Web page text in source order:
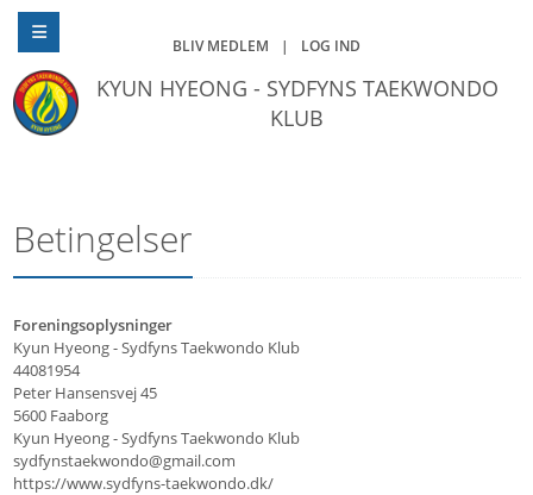
BLIV MEDLEM | LOG IND
KYUN HYEONG - SYDFYNS TAEKWONDO
KLUB
Betingelser
Foreningsoplysninger
Kyun Hyeong - Sydfyns Taekwondo Klub
44081954
Peter Hansensvej 45
5600 Faaborg
Kyun Hyeong - Sydfyns Taekwondo Klub
sydfynstaekwondo@gmail.com
https://www.sydfyns-taekwondo.dk/